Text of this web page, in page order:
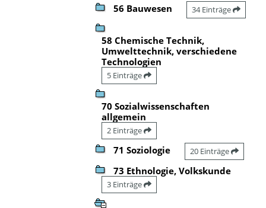
56 Bauwesen 34 Einträge
58 Chemische Technik,
Umwelttechnik, verschiedene
Technologien
5 Einträge
70 Sozialwissenschaften
allgemein
2 Einträge
71 Soziologie 20 Einträge
73 Ethnologie, Volkskunde
3 Einträge